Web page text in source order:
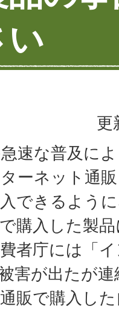
い
更
速な普及に
ーネット通
できるよう
購入した製
者庁には「
害が出たが
販で購入し